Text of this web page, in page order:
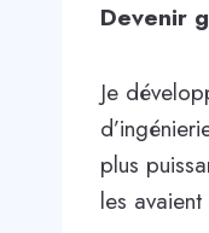
Devenir
Je
plus
les